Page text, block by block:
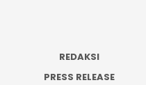
REDAKSI
PRESS RELEASE